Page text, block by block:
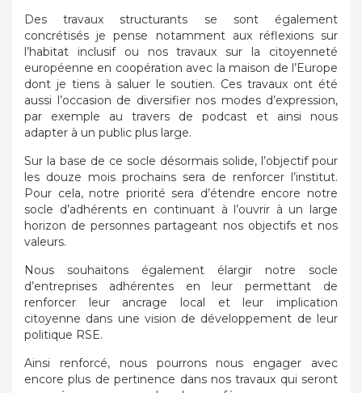
Des travaux structurants se sont également
concrétisés je pense notamment aux réflexions sur
l’habitat inclusif ou nos travaux sur la citoyenneté
européenne en coopération avec la maison de l’Europe
dont je tiens à saluer le soutien. Ces travaux ont été
aussi l’occasion de diversifier nos modes d’expression,
par exemple au travers de podcast et ainsi nous
adapter à un public plus large.
Sur la base de ce socle désormais solide, l’objectif pour
les douze mois prochains sera de renforcer l’institut.
Pour cela, notre priorité sera d’étendre encore notre
socle d’adhérents en continuant à l’ouvrir à un large
horizon de personnes partageant nos objectifs et nos
valeurs.
Nous souhaitons également élargir notre socle
d’entreprises adhérentes en leur permettant de
renforcer leur ancrage local et leur implication
citoyenne dans une vision de développement de leur
politique RSE.
Ainsi renforcé, nous pourrons nous engager avec
encore plus de pertinence dans nos travaux qui seront